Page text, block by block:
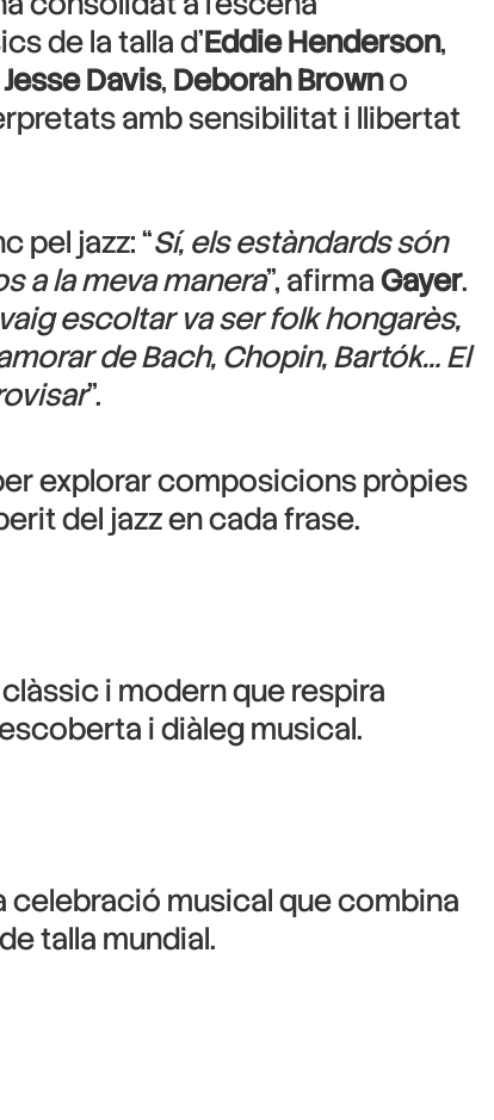
de la talla d’Eddie Henderson,
Jesse Davis, Deborah Browno
amb sensibilitat i llibertat
pel jazz: “Sí, els estàndards són
a la meva manera”, afirmaGayer.
escoltar va ser folk hongarès,
de Bach, Chopin, Bartók… El
”.
explorar composicions pròpies
del jazz en cada frase.
i modern que respira
i diàleg musical.
celebració musical que combina
talla mundial.